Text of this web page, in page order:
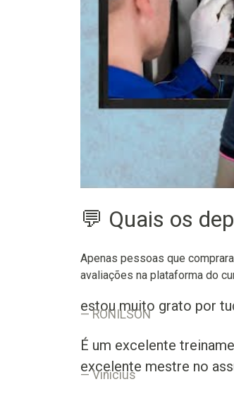
💬 Quais os
Apenas pessoas que
avaliações na plataforma do
estou muito grato por
RONILSON
É um excelente
excelente mestre no
Vinicius